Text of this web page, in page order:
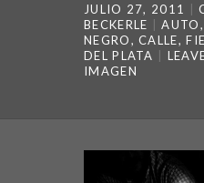
JULIO 27, 2011
BECKERLE
AUTO
NEGRO,CALLE,
DEL PLATA
IMAGEN